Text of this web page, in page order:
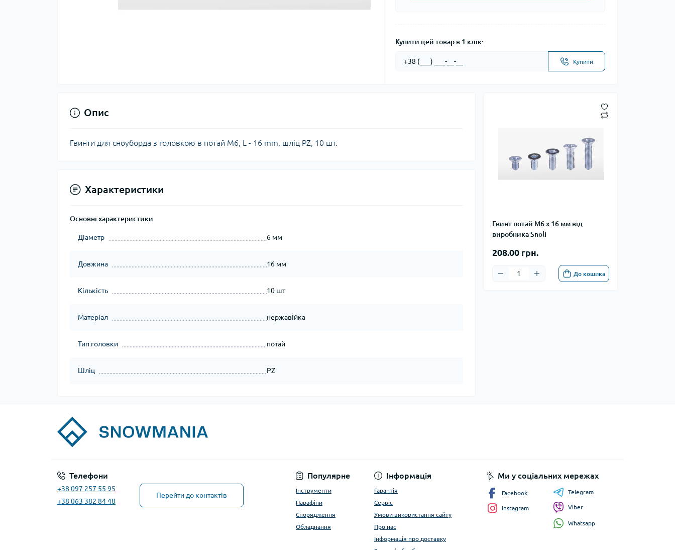
Купити цей товар в 1 клік:
Купити
Гвинт потай М6 x 16 мм від
виробника Snoli
208.00 грн.
До кошика
Опис
Гвинти для сноуборда з головкою в потай М6, L - 16 mm, шліц PZ, 10 шт.
Характеристики
Основні характеристики
Діаметр 6 мм
Довжина 16 мм
Кількість 10 шт
Матеріал нержавійка
Тип головки потай
Шліц PZ
Телефони
+38 097 257 55 95
+38 063 382 84 48
Перейти до контактів
Популярне
Інструменти
Парафіни
Спорядження
Обладнання
Інформація
Гарантія
Сервіс
Умови використання сайту
Про нас
Інформація про доставку
Ми у соціальних мережах
Facebook
Instagram
Telegram
Viber
Whatsapp